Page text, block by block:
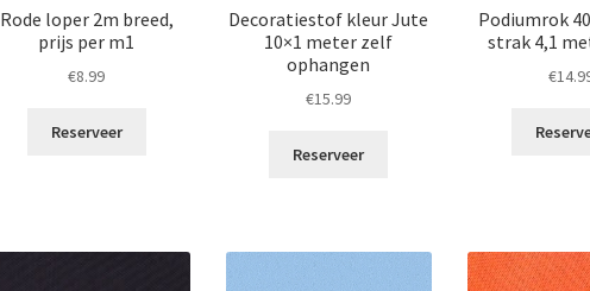
Rode loper 2m breed,
prijs per m1
€8.99
Reserveer
Decoratiestof kleur Jute
10×1 meter zelf
ophangen
€15.99
Reserveer
Podiumrok
strak 4,1
€